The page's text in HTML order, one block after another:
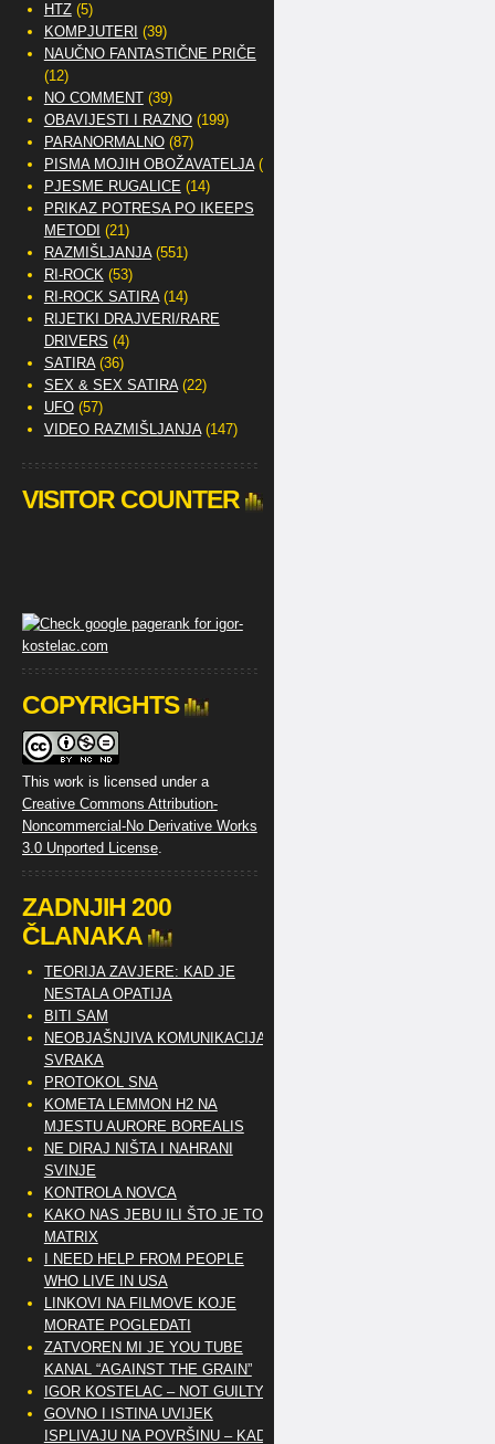
HTZ(5)
KOMPJUTERI (39)
NAUČNO FANTASTIČNE PRIČE
(12)
NO COMMENT(39)
OBAVIJESTI I RAZNO(199)
PARANORMALNO(87)
PISMA MOJIH OBOŽAVATELJA(2)
PJESME RUGALICE (14)
PRIKAZ POTRESA PO IKEEPS
METODI (21)
RAZMIŠLJANJA(551)
RI-ROCK(53)
RI-ROCK SATIRA(14)
RIJETKI DRAJVERI/RARE
DRIVERS (4)
SATIRA(36)
SEX & SEX SATIRA(22)
UFO(57)
VIDEO RAZMIŠLJANJA(147)
VISITOR COUNTER
COPYRIGHTS
This work is licensed under a
Creative Commons Attribution-
Noncommercial-No Derivative Works
3.0 Unported License.
ZADNJIH 200
ČLANAKA
TEORIJA ZAVJERE: KAD JE
NESTALA OPATIJA
BITI SAM
NEOBJAŠNJIVA KOMUNIKACIJA
SVRAKA
PROTOKOL SNA
KOMETA LEMMON H2 NA
MJESTU AURORE BOREALIS
NE DIRAJ NIŠTA I NAHRANI
SVINJE
KONTROLA NOVCA
KAKO NAS JEBU ILI ŠTO JE TO
MATRIX
I NEED HELP FROM PEOPLE
WHO LIVE IN USA
LINKOVI NA FILMOVE KOJE
MORATE POGLEDATI
ZATVOREN MI JE YOU TUBE
KANAL “AGAINST THE GRAIN”
IGOR KOSTELAC – NOT GUILTY
GOVNO I ISTINA UVIJEK
ISPLIVAJU NA POVRŠINU – KAD